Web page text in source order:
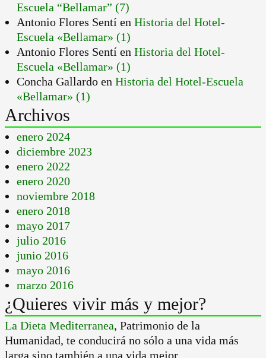
Escuela “Bellamar” (7)
Antonio Flores Sentí en Historia del Hotel-
Escuela «Bellamar» (1)
Antonio Flores Sentí en Historia del Hotel-
Escuela «Bellamar» (1)
Concha Gallardo en Historia del Hotel-Escuela
«Bellamar» (1)
Archivos
enero 2024
diciembre 2023
enero 2022
enero 2020
noviembre 2018
enero 2018
mayo 2017
julio 2016
junio 2016
mayo 2016
marzo 2016
¿Quieres vivir más y mejor?
La Dieta Mediterranea, Patrimonio de la
Humanidad, te conducirá no sólo a una vida más
larga sino también a una vida mejor.